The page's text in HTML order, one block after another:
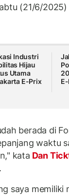
(21/6/2025)
Industri
Hijau
Utama
E-Prix
berada di
waktu
kata Dan
saya memiliki